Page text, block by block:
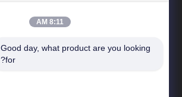
8:11 AM
Good day, what product are you looking
for?